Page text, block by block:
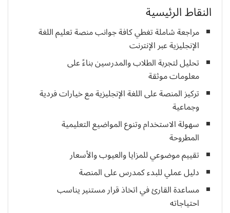
النقاط الرئيسية
مراجعة شاملة تغطي كافة جوانب منصة تعليم اللغة
الإنجليزية عبر الإنترنت
تحليل لتجربة الطلاب والمدرسين بناءً على
معلومات موثقة
تركيز المنصة على اللغة الإنجليزية مع خيارات فردية
وجماعية
سهولة الاستخدام وتنوع المواضيع التعليمية
المطروحة
تقييم موضوعي للمزايا والعيوب والأسعار
دليل عملي للبدء كمدرس على المنصة
مساعدة القارئ في اتخاذ قرار مستنير يناسب
احتياجاته